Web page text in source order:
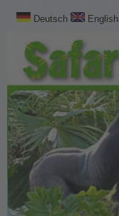
Deutsch English